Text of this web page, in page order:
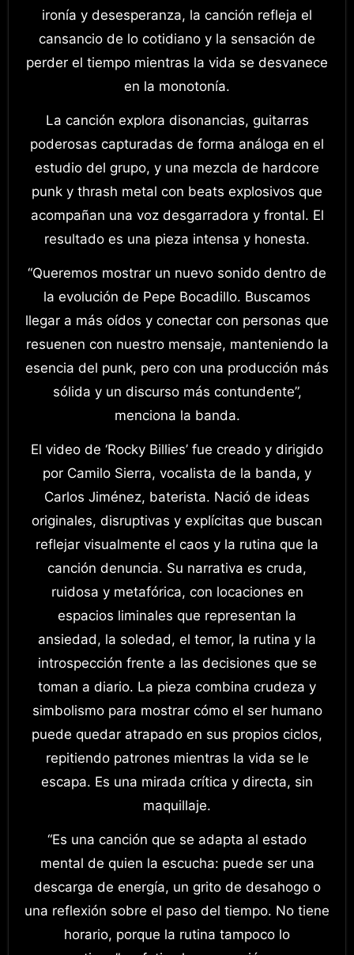
ironía y desesperanza, la canción refleja el
cansancio de lo cotidiano y la sensación de
perder el tiempo mientras la vida se desvanece
en la monotonía.
La canción explora disonancias, guitarras
poderosas capturadas de forma análoga en el
estudio del grupo, y una mezcla de hardcore
punk y thrash metal con beats explosivos que
acompañan una voz desgarradora y frontal. El
resultado es una pieza intensa y honesta.
“Queremos mostrar un nuevo sonido dentro de
la evolución de Pepe Bocadillo. Buscamos
llegar a más oídos y conectar con personas que
resuenen con nuestro mensaje, manteniendo la
esencia del punk, pero con una producción más
sólida y un discurso más contundente”,
menciona la banda.
El video de ‘Rocky Billies’ fue creado y dirigido
por Camilo Sierra, vocalista de la banda, y
Carlos Jiménez, baterista. Nació de ideas
originales, disruptivas y explícitas que buscan
reflejar visualmente el caos y la rutina que la
canción denuncia. Su narrativa es cruda,
ruidosa y metafórica, con locaciones en
espacios liminales que representan la
ansiedad, la soledad, el temor, la rutina y la
introspección frente a las decisiones que se
toman a diario. La pieza combina crudeza y
simbolismo para mostrar cómo el ser humano
puede quedar atrapado en sus propios ciclos,
repitiendo patrones mientras la vida se le
escapa. Es una mirada crítica y directa, sin
maquillaje.
“Es una canción que se adapta al estado
mental de quien la escucha: puede ser una
descarga de energía, un grito de desahogo o
una reflexión sobre el paso del tiempo. No tiene
horario, porque la rutina tampoco lo